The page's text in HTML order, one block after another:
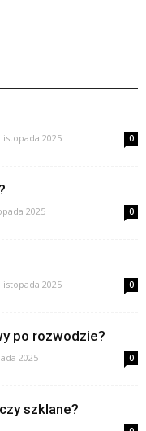
2025 0
2025 0
2025 0
po rozwodzie?
2025 0
szklane?